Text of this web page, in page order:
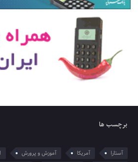
برچسب ها
آستارا آمریکا آموزش و پرورش